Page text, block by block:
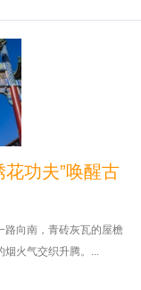
功夫”唤醒古
路向南，青砖灰瓦的屋檐
烟火气交织升腾。...